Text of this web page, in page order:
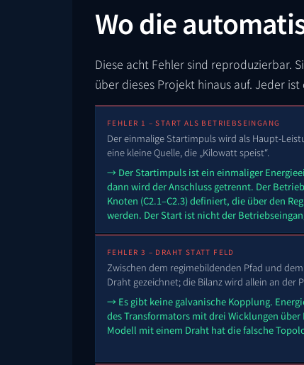
Wo die
Diese acht Fehler sind reproduzierbar.
über dieses Projekt hinaus auf. Jeder
FEHLER 1 – START ALS BETRIEBSEINGANG
Der einmalige Startimpuls wird als Haupt-
eine kleine Quelle, die „Kilowatt speist“.
→ Der Startimpuls ist ein einmaliger
dann wird der Anschluss getrennt. Der
Knoten (C2.1–C2.3) definiert, die über den
werden. Der Start ist nicht der
FEHLER 3 – DRAHT STATT FELD
Zwischen dem regimebildenden Pfad und
Draht gezeichnet; die Bilanz wird allein an der
→ Es gibt keine galvanische Kopplung.
des Transformators mit drei Wicklungen
Modell mit einem Draht hat die falsche